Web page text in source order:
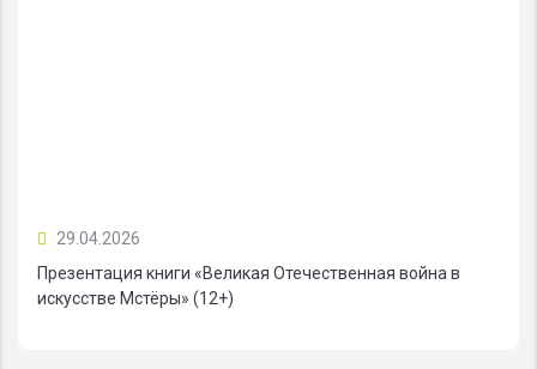
29.04.2026
Презентация книги «Великая Отечественная война в
искусстве Мстёры» (12+)